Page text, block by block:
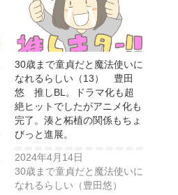
30歳まで童貞だと魔法使いに
なれるらしい（13） 豊田
悠 推しBL。ドラマ化も超
絶ヒットでしたがアニメ化も
完了。湊と柘植の関係もちょ
びっと進展。
2024年4月14日
30歳まで童貞だと魔法使いに
なれるらしい（豊田悠）